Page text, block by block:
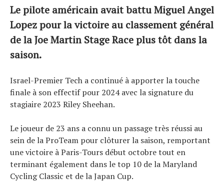
Le pilote américain avait battu Miguel Angel
Lopez pour la victoire au classement général
de la Joe Martin Stage Race plus tôt dans la
saison.
Israel-Premier Tech a continué à apporter la touche
finale à son effectif pour 2024 avec la signature du
stagiaire 2023 Riley Sheehan.
Le joueur de 23 ans a connu un passage très réussi au
sein de la ProTeam pour clôturer la saison, remportant
une victoire à Paris-Tours début octobre tout en
terminant également dans le top 10 de la Maryland
Cycling Classic et de la Japan Cup.
Technologies
Tests de produits
Conseils
Tendances